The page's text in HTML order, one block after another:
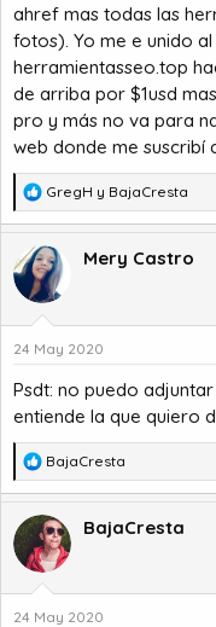
ahref mas todas las
fotos). Yo me e unido
herramientasseo.top
de arriba por $1usd
pro y más no va para
web donde me suscribí
R
e
c
c
i
o
n
s
GregH y BajaCresta
Mery Castro
24 May 2020
Psdt: no puedo
entiende la que quiero
R
e
c
c
i
o
n
BajaCresta
BajaCresta
24 May 2020